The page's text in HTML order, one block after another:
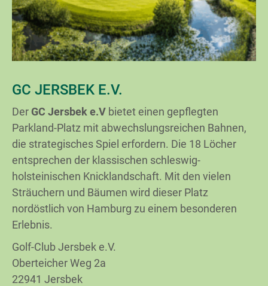
GC JERSBEK E.V.
Der GC Jersbek e.V bietet einen gepflegten
Parkland-Platz mit abwechslungsreichen Bahnen,
die strategisches Spiel erfordern. Die 18 Löcher
entsprechen der klassischen schleswig-
holsteinischen Knicklandschaft. Mit den vielen
Sträuchern und Bäumen wird dieser Platz
nordöstlich von Hamburg zu einem besonderen
Erlebnis.
Golf-Club Jersbek e.V.
Oberteicher Weg 2a
22941 Jersbek